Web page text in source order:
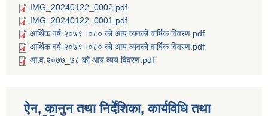
IMG_20240122_0002.pdf
IMG_20240122_0001.pdf
आर्थिक वर्ष २०७९।०८० को आय व्यवको वार्षिक विवरण.pdf
आर्थिक वर्ष २०७९।०८० को आय व्यवको वार्षिक विवरण.pdf
आ.व.२०७७_७८ को आय व्यय विवरण.pdf
ऐन, कानुन तथा निर्देशिका, कार्यविधि तथा